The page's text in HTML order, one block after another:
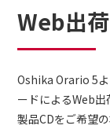
Web出
Oshika Orario 5
ードによるWeb出
製品CDをご希望